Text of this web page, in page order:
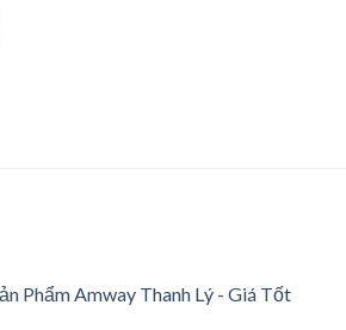
Phẩm Amway Thanh Lý - Giá Tốt